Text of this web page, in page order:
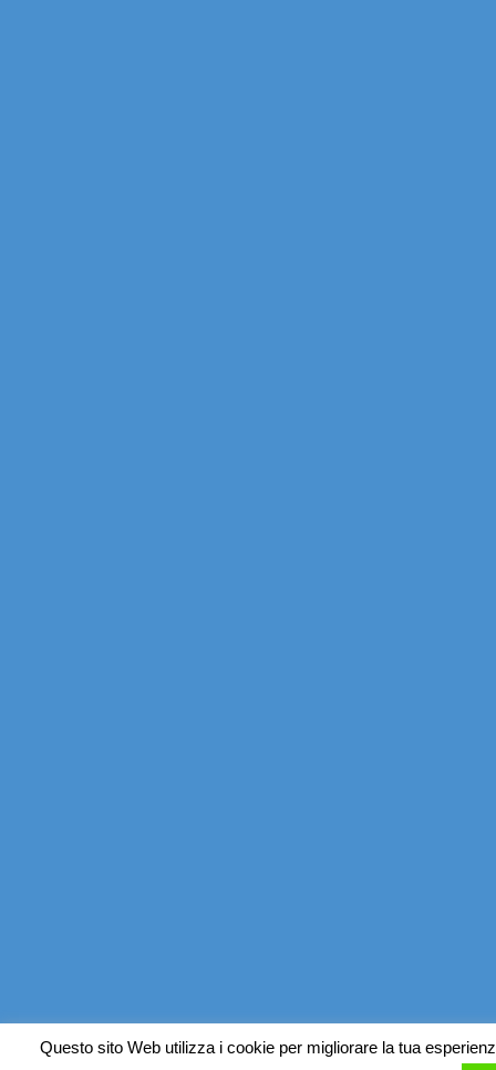
Questo sito Web utilizza i cookie per migliorare la tua